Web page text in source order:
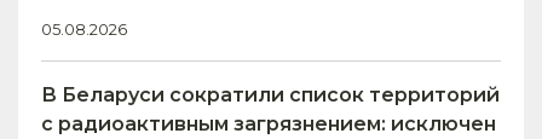
05.08.2026
В Беларуси сократили список территорий
с радиоактивным загрязнением: исключен